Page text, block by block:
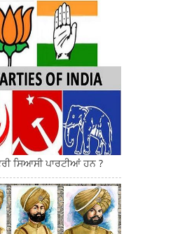
ਸਿਆਸੀ ਪਾਰਟੀਆਂ ਹਨ ?